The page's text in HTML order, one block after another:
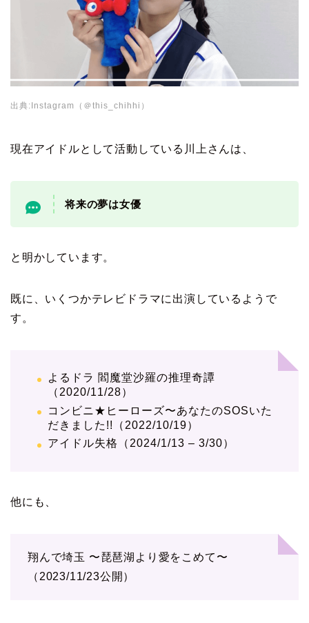
出典:Instagram（＠this_chihhi）
現在アイドルとして活動している川上さんは、
将来の夢は女優
と明かしています。
既に、いくつかテレビドラマに出演しているようで
す。
よるドラ 閻魔堂沙羅の推理奇譚
（2020/11/28）
コンビニ★ヒーローズ〜あなたのSOSいた
だきました!!（2022/10/19）
アイドル失格（2024/1/13 – 3/30）
他にも、
翔んで埼玉 〜琵琶湖より愛をこめて〜
（2023/11/23公開）